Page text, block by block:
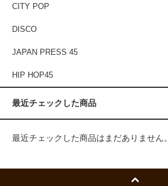
CITY POP
DISCO
JAPAN PRESS 45
HIP HOP45
最近チェックした商品
最近チェックした商品はまだありません。